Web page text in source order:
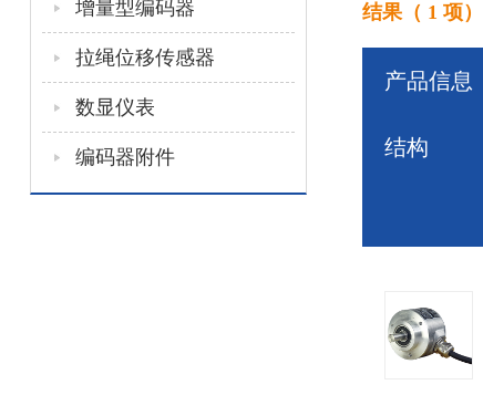
增量型编码器
拉绳位移传感器
数显仪表
编码器附件
结果（ 1 项）
产品信息
结构